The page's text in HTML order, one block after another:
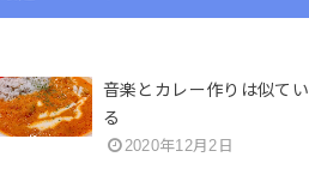
音楽とカレー作りは似てい
る
2020年12月2日